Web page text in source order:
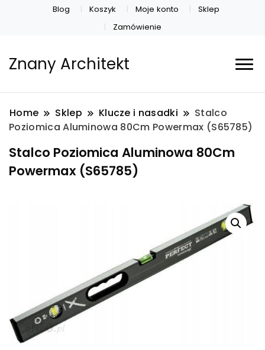
Blog Koszyk Moje konto
Sklep
Zamówienie
Znany Architekt
Home Sklep Klucze i nasadki
Stalco
Poziomica Aluminowa 80Cm Powermax (S65785)
Stalco Poziomica Aluminowa 80Cm
Powermax (S65785)